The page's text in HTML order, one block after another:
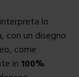
interpreta lo
con un disegno
come
in 100%